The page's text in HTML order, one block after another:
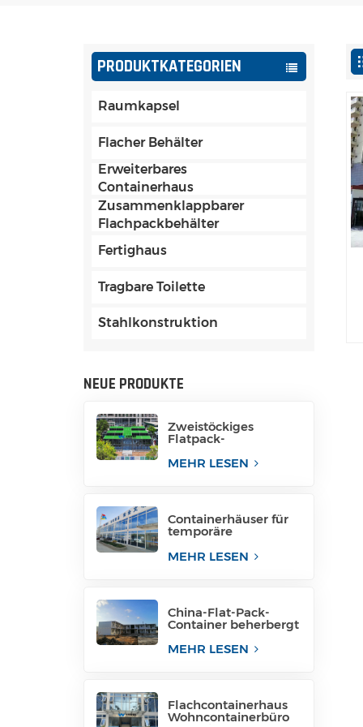
PRODUKTKATEGORIEN
Raumkapsel
Flacher Behälter
Erweiterbares
Containerhaus
Zusammenklappbarer
Flachpackbehälter
Fertighaus
Tragbare Toilette
Stahlkonstruktion
NEUE PRODUKTE
Zweistöckiges
Flatpack-
Containerhaus aus
China
MEHR LESEN
Containerhäuser für
temporäre
MEHR LESEN
China-Flat-Pack-
Container beherbergt
Containern
MEHR LESEN
Flachcontainerhaus
Wohncontainerbüro